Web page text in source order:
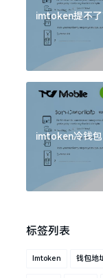
imtoken提不
imtoken冷钱
标签列表
Imtoken 钱包地